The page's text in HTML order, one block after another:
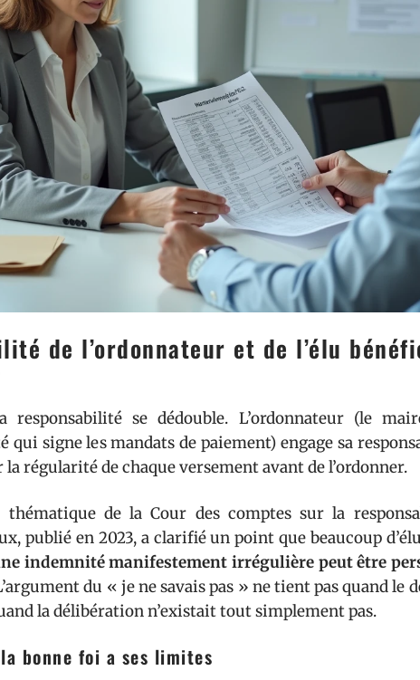
de l’ordonnateur et de l’élu
responsabilité se dédouble. L’ordonnateur (le
qui signe les mandats de paiement) engage sa
régularité de chaque versement avant de l’ordonner.
de la Cour des comptes sur la
publié en 2023, a clarifié un point que beaucoup
indemnité manifestement irrégulière peut être
du « je ne savais pas » ne tient pas quand le
la délibération n’existait tout simplement pas.
bonne foi a ses limites